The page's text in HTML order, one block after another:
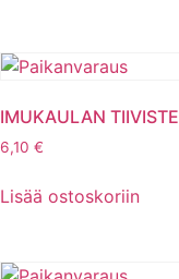
IMUKAULAN TIIVISTE
6,10 €
Lisää ostoskoriin